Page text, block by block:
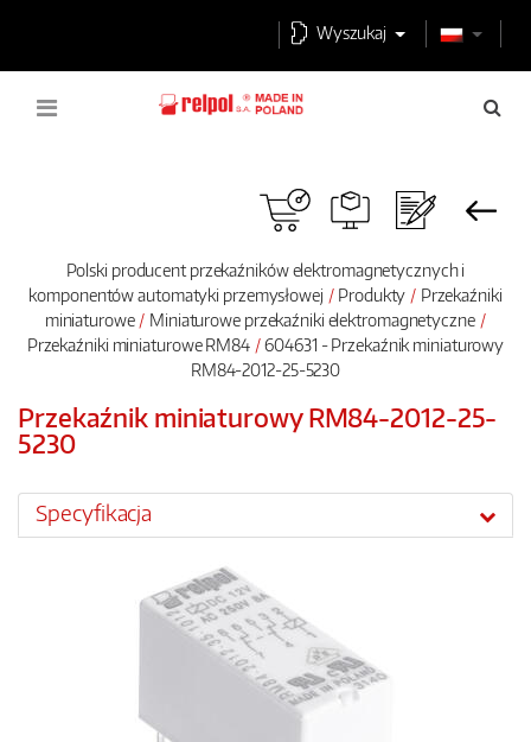
Wyszukaj
Polski producent przekaźników elektromagnetycznych i
komponentów automatyki przemysłowej
Produkty
Przekaźniki
miniaturowe
Miniaturowe przekaźniki elektromagnetyczne
Przekaźniki miniaturowe RM84
604631 - Przekaźnik miniaturowy
RM84-2012-25-5230
Przekaźnik miniaturowy RM84-2012-25-
5230
Specyfikacja